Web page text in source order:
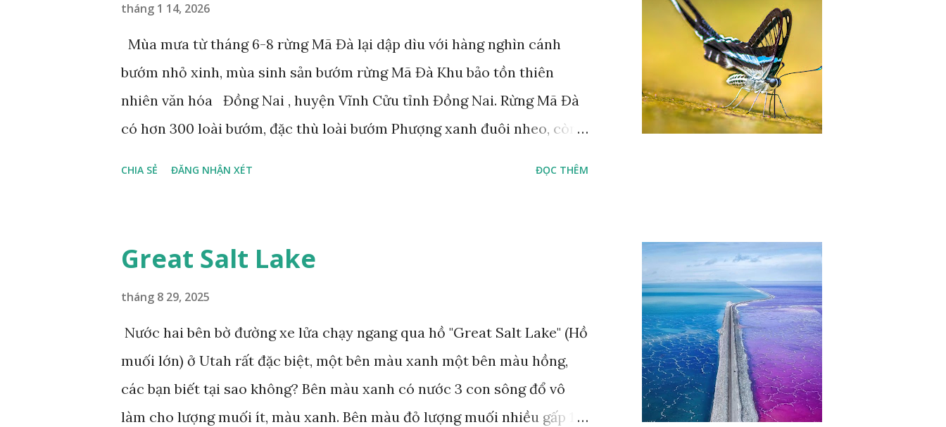
tháng 1 14, 2026
Mùa mưa từ tháng 6-8 rừng Mã Đà lại dập dìu với hàng nghìn cánh
bướm nhỏ xinh, mùa sinh sản bướm rừng Mã Đà Khu bảo tồn thiên
nhiên văn hóa Đồng Nai , huyện Vĩnh Cửu tỉnh Đồng Nai. Rừng Mã Đà
có hơn 300 loài bướm, đặc thù loài bướm Phượng xanh đuôi nheo, còn
CHIA SẺ ĐĂNG NHẬN XÉT ĐỌC THÊM
Great Salt Lake
tháng 8 29, 2025
Nước hai bên bờ đường xe lửa chạy ngang qua hồ "Great Salt Lake" (Hồ
muối lớn) ở Utah rất đặc biệt, một bên màu xanh một bên màu hồng,
các bạn biết tại sao không? Bên màu xanh có nước 3 con sông đổ vô
làm cho lượng muối ít, màu xanh. Bên màu đỏ lượng muối nhiều gấp 10